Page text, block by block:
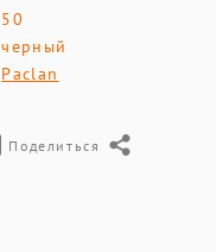
50
черный
Paclan
Поделиться